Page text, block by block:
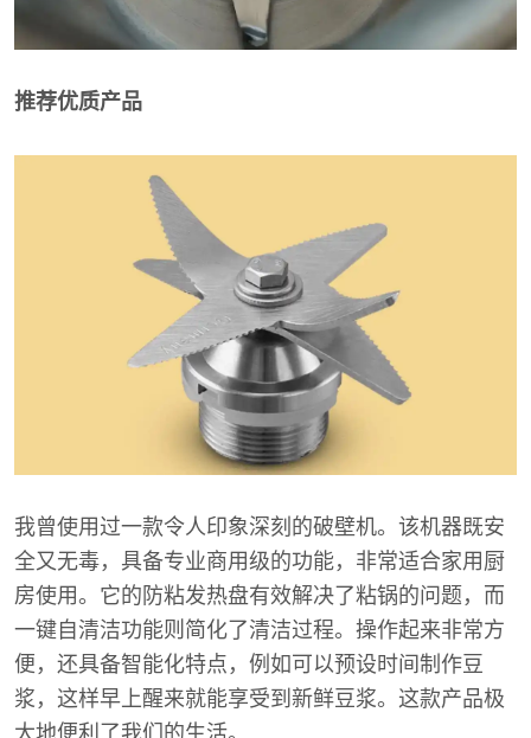
推荐优质产品
我曾使用过一款令人印象深刻的破壁机。该机器既安
全又无毒，具备专业商用级的功能，非常适合家用厨
房使用。它的防粘发热盘有效解决了粘锅的问题，而
一键自清洁功能则简化了清洁过程。操作起来非常方
便，还具备智能化特点，例如可以预设时间制作豆
浆，这样早上醒来就能享受到新鲜豆浆。这款产品极
大地便利了我们的生活。